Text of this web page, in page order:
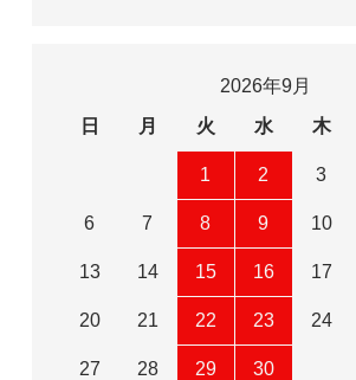
2026年9月
日
月 火 水 木
1 2 3
6 7 8 9 10
13 14 15 16 17
20 21 22 23 24
27 28 29 30